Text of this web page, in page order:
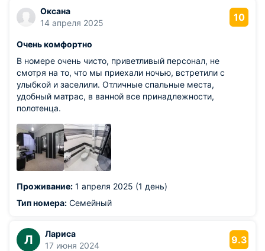
Оксана
14 апреля 2025
10
Очень комфортно
В номере очень чисто, приветливый персонал, не
смотря на то, что мы приехали ночью, встретили с
улыбкой и заселили. Отличные спальные места,
удобный матрас, в ванной все принадлежности,
полотенца.
Проживание: 1 апреля 2025 (1 день)
Тип номера: Семейный
Л
Лариса
17 июня 2024
9.3